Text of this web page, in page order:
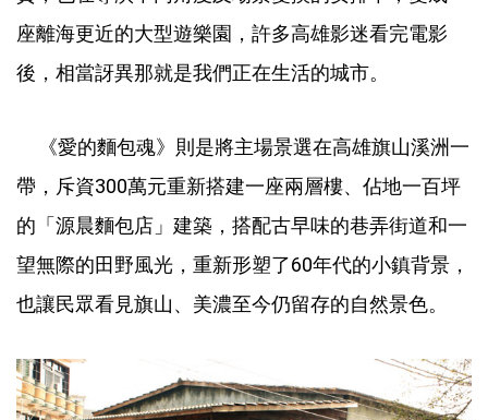
座離海更近的大型遊樂園，許多高雄影迷看完電影
後，相當訝異那就是我們正在生活的城市。
《愛的麵包魂》則是將主場景選在高雄旗山溪洲一
帶，斥資300萬元重新搭建一座兩層樓、佔地一百坪
的「源晨麵包店」建築，搭配古早味的巷弄街道和一
望無際的田野風光，重新形塑了60年代的小鎮背景，
也讓民眾看見旗山、美濃至今仍留存的自然景色。